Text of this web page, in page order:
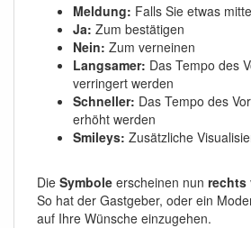
Meldung: Falls Sie etwas
Ja: Zum bestätigen
Nein: Zum verneinen
Langsamer: Das Tempo des
verringert werden
Schneller: Das Tempo des
erhöht werden
Smileys: Zusätzliche
Die Symbole erscheinen nun rechts
So hat der Gastgeber, oder ein
auf Ihre Wünsche einzugehen.